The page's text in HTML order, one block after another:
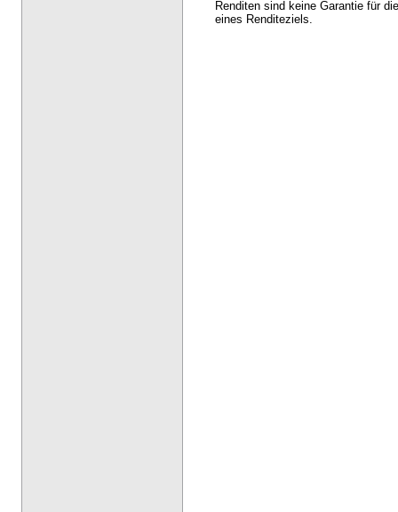
Renditen sind keine Garantie für
eines Renditeziels.